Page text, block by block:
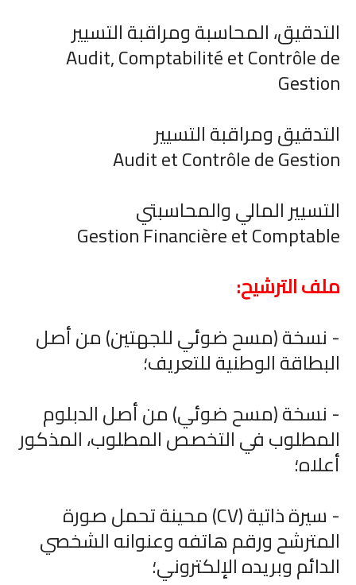
التدقيق، المحاسبة ومراقبة التسيير
Audit, Comptabilité et Contrôle de
Gestion
التدقيق ومراقبة التسيير
Audit et Contrôle de Gestion
التسيير المالي والمحاسبتي
Gestion Financière et Comptable
ملف الترشيح:
- نسخة (مسح ضوئي للجهتين) من أصل
البطاقة الوطنية للتعريف؛
- نسخة (مسح ضوئي) من أصل الدبلوم
المطلوب في التخصص المطلوب، المذكور
أعلاه؛
- سيرة ذاتية (CV) محينة تحمل صورة
المترشح ورقم هاتفه وعنوانه الشخصي
الدائم وبريده الإلكتروني؛